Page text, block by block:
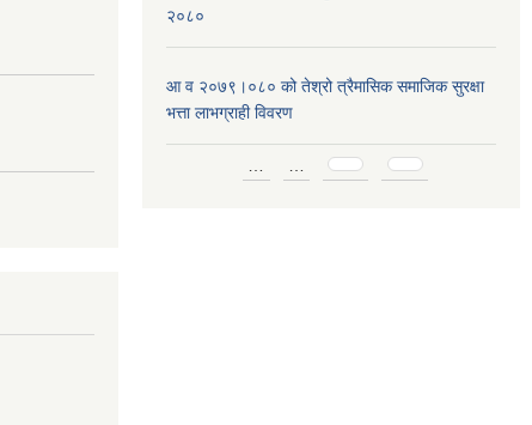
२०८०
आ व २०७९।०८० को तेश्रो त्रैमासिक समाजिक सुरक्षा
भत्ता लाभग्राही विवरण
Pages